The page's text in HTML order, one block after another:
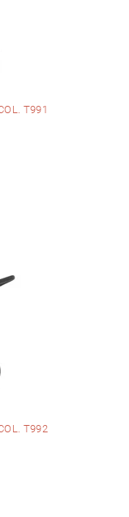
T991
T992